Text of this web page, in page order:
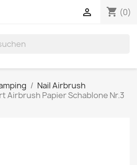
shopping_cart (0)

Nail Airbrush
Airbrush Papier Schablone Nr.3